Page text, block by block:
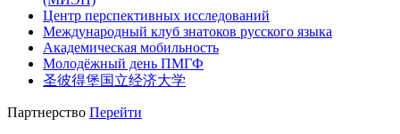
Центр перспективных исследований
Международный клуб знатоков русского языка
Академическая мобильность
Молодёжный день ПМГФ
圣彼得堡国立经济大学
Партнерство Перейти